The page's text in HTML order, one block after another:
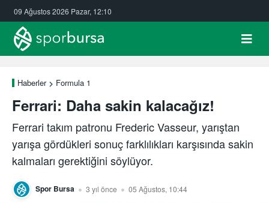
09 Ağustos 2026 Pazar, 12:10
Haberler Formula 1
Ferrari: Daha sakin kalacağız!
Ferrari takım patronu Frederic Vasseur, yarıştan
yarışa gördükleri sonuç farklılıkları karşısında sakin
kalmaları gerektiğini söylüyor.
Spor Bursa 3 yıl önce 05 Ağustos, 10:44